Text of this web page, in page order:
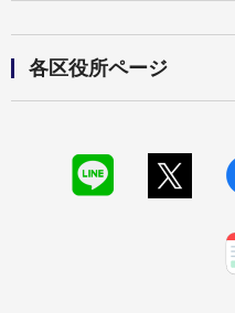
各区役所ページ